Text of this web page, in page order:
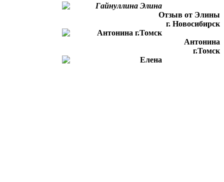
Отзыв от Элины
г. Новосибирск
Антонина
г.Томск